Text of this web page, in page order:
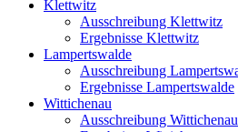
Klettwitz
Ausschreibung Klettwitz
Ergebnisse Klettwitz
Lampertswalde
Ausschreibung
Ergebnisse Lampertswalde
Wittichenau
Ausschreibung Wittichenau